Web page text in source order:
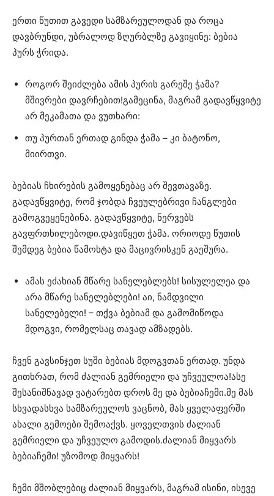
ერთი წუთით გავედი სამზარეულოდან და როცა
დავბრუნდი, უბრალოდ ზღურბლზე გავიყინე: ბებია
პურს ჭრიდა.
როგორ შეიძლება ამის პურის გარეშე ჭამა?
მშივრები დავრჩებით!გამეცინა, მაგრამ გადავწყვიტე
არ მეკამათა და ვუთხარი:
თუ პურთან ერთად გინდა ჭამა – კი ბატონო,
მიირთვი.
ბებიას ჩხირების გამოყენებაც არ შევთავაზე.
გადავწყვიტე, რომ ჯობდა ჩვეულებრივი ჩანგლები
გამოგვეყენებინა. გადავწყვიტე, ნერვებს
გავფრთხილებოდი.დავიწყეთ ჭამა. ორიოდე წუთის
შემდეგ ბებია წამოხტა და მაცივრისკენ გაეშურა.
ამას ეძახიან მწარე სანელებლებს! სისულელეა და
არა მწარე სანელებლები! აი, ნამდვილი
სანელებელი! – თქვა ბებიამ და გამომიწოდა
მდოგვი, რომელსაც თავად ამზადებს.
ჩვენ გავსინჯეთ სუში ბებიას მდოგვთან ერთად. უნდა
გითხრათ, რომ ძალიან გემრიელი და უჩვეულოა!ასე
შესანიშნავად ვატარებთ დროს მე და ბებიაჩემი.მე მას
სხვადასხვა სამზარეულოს ვაცნობ, მას ყველაფერში
ახალი გემოები შემოაქვს. ყოველთვის ძალიან
გემრიელი და უჩვეულო გამოდის.ძალიან მიყვარს
ბებიაჩემი! უზომოდ მიყვარს!
ჩემი მშობლებიც ძალიან მიყვარს, მაგრამ ისინი, ისევე